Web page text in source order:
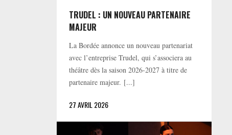
TRUDEL : UN NOUVEAU PARTENAIRE
MAJEUR
La Bordée annonce un nouveau partenariat
avec l’entreprise Trudel, qui s’associera au
théâtre dès la saison 2026-2027 à titre de
partenaire majeur. [...]
27 AVRIL 2026